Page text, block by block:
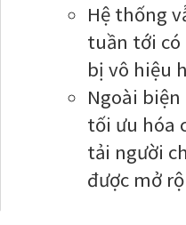
Hệ thống
tuần tới có
bị vô hiệu
Ngoài
tối ưu hóa
tải người
được mở